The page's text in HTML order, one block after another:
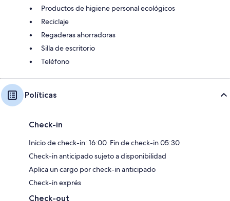
Productos de higiene personal ecológicos
Reciclaje
Regaderas ahorradoras
Silla de escritorio
Teléfono
Políticas
Check-in
Inicio de check-in: 16:00. Fin de check-in 05:30
Check-in anticipado sujeto a disponibilidad
Aplica un cargo por check-in anticipado
Check-in exprés
Check-out